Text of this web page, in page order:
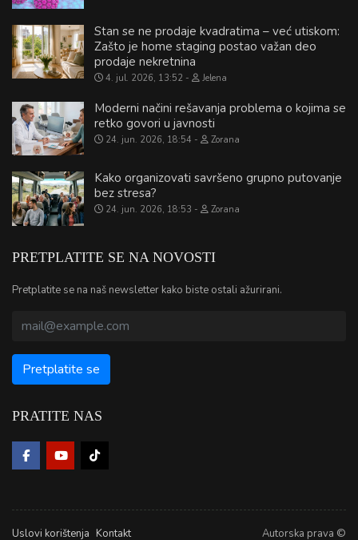
Stan se ne prodaje kvadratima – već utiskom:
Zašto je home staging postao važan deo
prodaje nekretnina
4. jul. 2026, 13:52 Jelena
Moderni načini rešavanja problema o kojima se
retko govori u javnosti
24. jun. 2026, 18:54 Zorana
Kako organizovati savršeno grupno putovanje
bez stresa?
24. jun. 2026, 18:53 Zorana
PRETPLATITE SE NA NOVOSTI
Pretplatite se na naš newsletter kako biste ostali ažurirani.
PRATITE NAS
Uslovi korištenja Kontakt
Autorska prava ©